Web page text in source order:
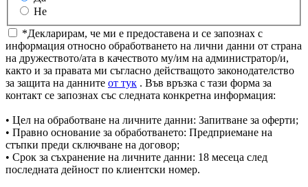
Не
*Декларирам, че ми е предоставена и се запознах с
информация относно обработването на лични данни от страна
на дружеството/ата в качеството му/им на администратор/и,
както и за правата ми съгласно действащото законодателство
за защита на данните от тук . Във връзка с тази форма за
контакт се запознах със следната конкретна информация:
• Цел на обработване на личните данни: Запитване за оферти;
• Правно основание за обработването: Предприемане на
стъпки преди сключване на договор;
• Срок за съхранение на личните данни: 18 месеца след
последната дейност по клиентски номер.